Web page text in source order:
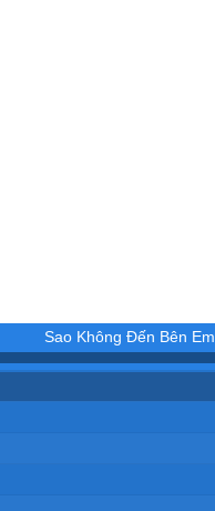
Sao Không Đến Bên Em